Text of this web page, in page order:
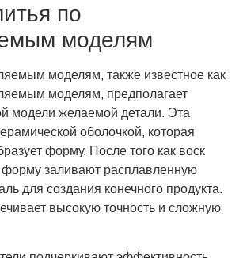
по
моделям
моделям, также известное как
моделям, предполагает
модели желаемой детали. Эта
оболочкой, которая
форму. После того как воск
форму заливают расплавленную
для создания конечного продукта.
высокую точность и сложную